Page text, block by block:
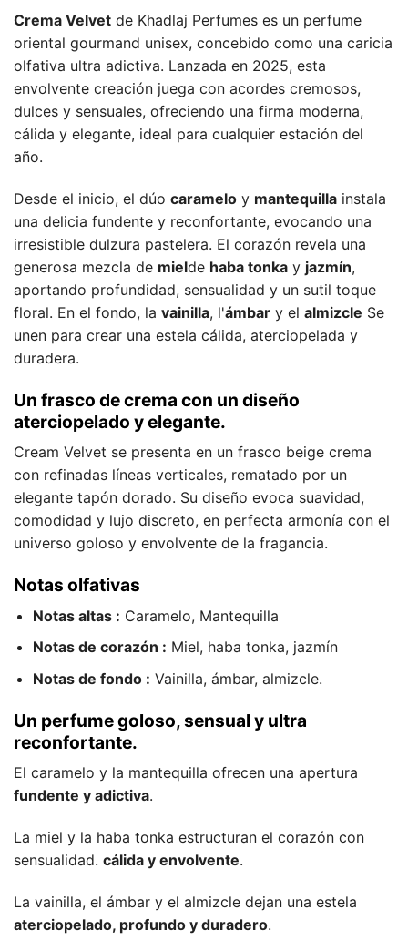
Crema Velvet de Khadlaj Perfumes es un perfume
oriental gourmand unisex, concebido como una caricia
olfativa ultra adictiva. Lanzada en 2025, esta
envolvente creación juega con acordes cremosos,
dulces y sensuales, ofreciendo una firma moderna,
cálida y elegante, ideal para cualquier estación del
año.
Desde el inicio, el dúo caramelo y mantequilla instala
una delicia fundente y reconfortante, evocando una
irresistible dulzura pastelera. El corazón revela una
generosa mezcla de mielde haba tonka y jazmín,
aportando profundidad, sensualidad y un sutil toque
floral. En el fondo, la vainilla, l'ámbar y el almizcle Se
unen para crear una estela cálida, aterciopelada y
duradera.
Un frasco de crema con un diseño
aterciopelado y elegante.
Cream Velvet se presenta en un frasco beige crema
con refinadas líneas verticales, rematado por un
elegante tapón dorado. Su diseño evoca suavidad,
comodidad y lujo discreto, en perfecta armonía con el
universo goloso y envolvente de la fragancia.
Notas olfativas
Notas altas : Caramelo, Mantequilla
Notas de corazón : Miel, haba tonka, jazmín
Notas de fondo : Vainilla, ámbar, almizcle.
Un perfume goloso, sensual y ultra
reconfortante.
El caramelo y la mantequilla ofrecen una apertura
fundente y adictiva.
La miel y la haba tonka estructuran el corazón con
sensualidad. cálida y envolvente.
La vainilla, el ámbar y el almizcle dejan una estela
aterciopelado, profundo y duradero.